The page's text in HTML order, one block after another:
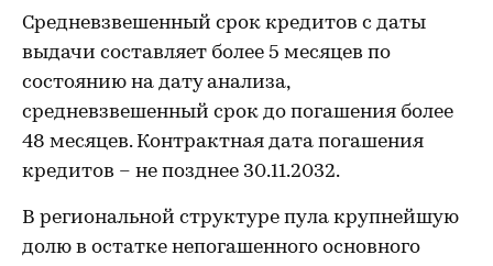
Средневзвешенный срок кредитов с даты
выдачи составляет более 5 месяцев по
состоянию на дату анализа,
средневзвешенный срок до погашения более
48 месяцев. Контрактная дата погашения
кредитов – не позднее 30.11.2032.
В региональной структуре пула крупнейшую
долю в остатке непогашенного основного